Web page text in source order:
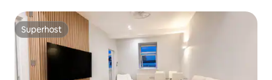
Superhost
Superhost